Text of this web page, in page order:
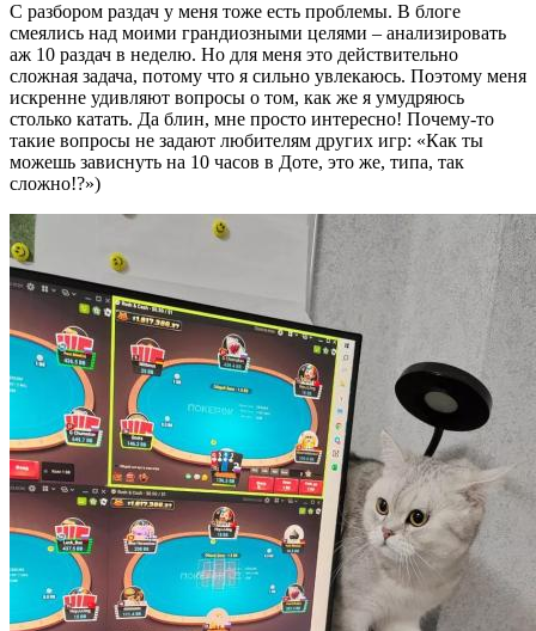
С разбором раздач у меня тоже есть проблемы. В блоге
смеялись над моими грандиозными целями – анализировать
аж 10 раздач в неделю. Но для меня это действительно
сложная задача, потому что я сильно увлекаюсь. Поэтому меня
искренне удивляют вопросы о том, как же я умудряюсь
столько катать. Да блин, мне просто интересно! Почему-то
такие вопросы не задают любителям других игр: «Как ты
можешь зависнуть на 10 часов в Доте, это же, типа, так
сложно!?»)